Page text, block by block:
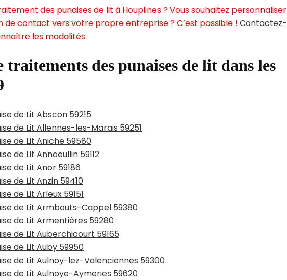
des punaises de lit à Houplines ? Vous souhaitez personnaliser
contact vers votre propre entreprise ? C’est possible ! Contactez-
les modalités.
traitements des punaises de lit dans les
de Lit Abscon 59215
de Lit Allennes-les-Marais 59251
de Lit Aniche 59580
de Lit Annoeullin 59112
de Lit Anor 59186
de Lit Anzin 59410
de Lit Arleux 59151
de Lit Armbouts-Cappel 59380
de Lit Armentières 59280
de Lit Auberchicourt 59165
de Lit Auby 59950
de Lit Aulnoy-lez-Valenciennes 59300
de Lit Aulnoye-Aymeries 59620